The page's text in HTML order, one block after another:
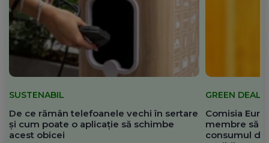
SUSTENABIL
De ce rămân telefoanele vechi în sertare
și cum poate o aplicație să schimbe
acest obicei
GREEN DEAL
Comisia
membre să
consumul de